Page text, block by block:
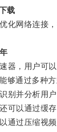
载
网络连接，
，用户可以
通过多种方
并分析用户
以通过缓存
过压缩视频